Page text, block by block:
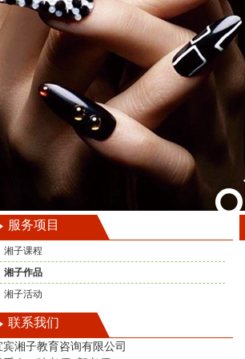
服务项目
湘子课程
湘子作品
湘子活动
联系我们
宾湘子教育咨询有限公司